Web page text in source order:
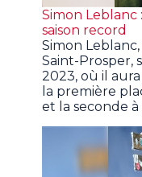
Simon Leblanc
saison record
Simon
Saint-Prosper,
2023, où il
la première
et la seconde